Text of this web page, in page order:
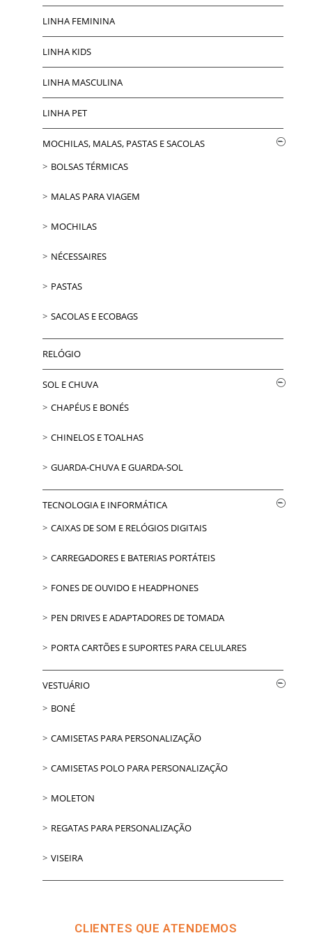
LINHA FEMININA
LINHA KIDS
LINHA MASCULINA
LINHA PET
MOCHILAS, MALAS, PASTAS E SACOLAS
BOLSAS TÉRMICAS
MALAS PARA VIAGEM
MOCHILAS
NÉCESSAIRES
PASTAS
SACOLAS E ECOBAGS
RELÓGIO
SOL E CHUVA
CHAPÉUS E BONÉS
CHINELOS E TOALHAS
GUARDA-CHUVA E GUARDA-SOL
TECNOLOGIA E INFORMÁTICA
CAIXAS DE SOM E RELÓGIOS DIGITAIS
CARREGADORES E BATERIAS PORTÁTEIS
FONES DE OUVIDO E HEADPHONES
PEN DRIVES E ADAPTADORES DE TOMADA
PORTA CARTÕES E SUPORTES PARA CELULARES
VESTUÁRIO
BONÉ
CAMISETAS PARA PERSONALIZAÇÃO
CAMISETAS POLO PARA PERSONALIZAÇÃO
MOLETON
REGATAS PARA PERSONALIZAÇÃO
VISEIRA
CLIENTES QUE ATENDEMOS